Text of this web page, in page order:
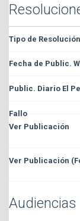
Audiencias